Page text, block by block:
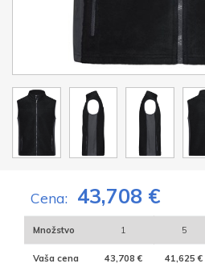
Cena: 43,708 €
Množstvo 1 5
Vaša cena 43,708 € 41,625 €